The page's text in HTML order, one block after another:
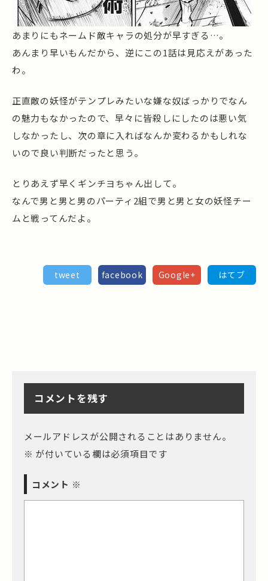
あまりにもネームド敵キャラの処分が早すぎる…。
あんまり早いもんだから、逆にこの1話は見応えがあった
わ。
正直敵の妖怪がテンプレみたいな嫌な奴ばっかりでなん
の魅力もなかったので、早々に皆殺しにしたのは悪い気
しなかったし、次の章に入ればなんか変わるかもしれな
いので良い判断だったと思う。
とりあえず早くギンチヨちゃん出して。
なんで男と男と男のパーティ2組で男と男と女の妖怪チー
ムと戦ってんだよ。
tweet facebook Google+ はてブ
コメントを残す
メールアドレスが公開されることはありません。
※ が付いている欄は必須項目です
コメント ※